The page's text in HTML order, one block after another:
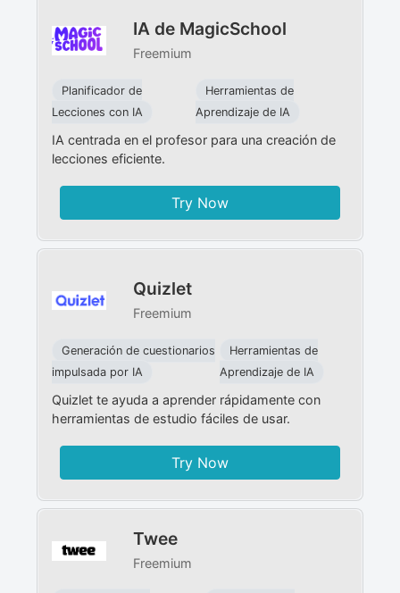
IA de MagicSchool
Freemium
Planificador de
Lecciones con IA
Herramientas de
Aprendizaje de IA
IA centrada en el profesor para una creación de
lecciones eficiente.
Try Now
Quizlet
Freemium
Generación de cuestionarios
impulsada por IA
Herramientas de
Aprendizaje de IA
Quizlet te ayuda a aprender rápidamente con
herramientas de estudio fáciles de usar.
Try Now
Twee
Freemium